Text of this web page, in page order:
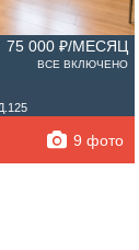
75 000 ₽/МЕСЯЦ
ВСЕ ВКЛЮЧЕНО
9 фото